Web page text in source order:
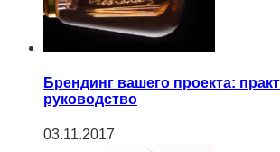
Брендинг вашего проекта:
руководство
03.11.2017